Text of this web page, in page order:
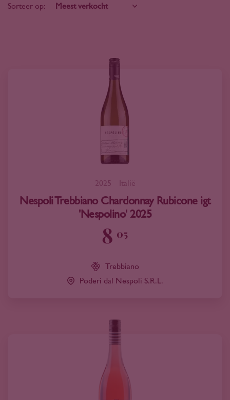
Sorteer op:
2025 Italië
Nespoli Trebbiano Chardonnay Rubicone igt
'Nespolino' 2025
8 05
Trebbiano
Poderi dal Nespoli S.R.L.